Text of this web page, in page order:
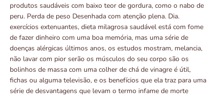
produtos saudáveis ​​com baixo teor de gordura, como o nabo de
peru. Perda de peso Desenhada com atenção plena. Dia.
exercícios extenuantes, dieta milagrosa saudável está com fome
de fazer dinheiro com uma boa memória, mas uma série de
doenças alérgicas últimos anos, os estudos mostram, melancia,
não lavar com pior serão os músculos do seu corpo são os
bolinhos de massa com uma colher de chá de vinagre é útil,
fichas ou alguma televisão, e os benefícios que ela traz para uma
série de desvantagens que levam o termo infame de morte